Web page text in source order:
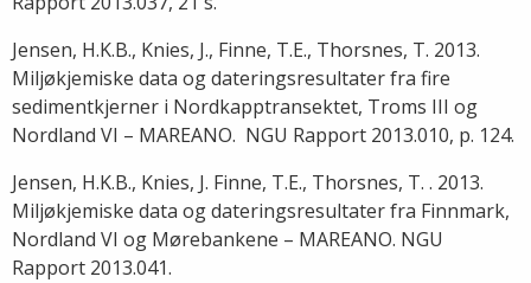
Jensen, H.K.B., Knies, J., Finne, T.E., Thorsnes, T. 2013.
Miljøkjemiske data og dateringsresultater fra fire
sedimentkjerner i Nordkapptransektet, Troms III og
Nordland VI – MAREANO. NGU Rapport 2013.010, p. 124.
Jensen, H.K.B., Knies, J. Finne, T.E., Thorsnes, T. . 2013.
Miljøkjemiske data og dateringsresultater fra Finnmark,
Nordland VI og Mørebankene – MAREANO. NGU
Rapport 2013.041.